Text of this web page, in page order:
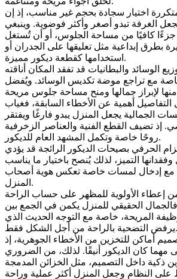
اختيار سجادة بحجم غير مناسب، إذ إن
الغرفة تبدو أصغر وأكثر فوضوية. وينبغي
كافيًا من مساحة الجلوس، أو أن تُستغل
بطرق إبداعية مثل تعليقها على الجدران أو
استخدامها كقطعة ديكور مميزة.
الوسائد والبطانيات قد تفقد المكان أناقته
مع تراجع موضة تكديس الوسائد. ويُفضل
التفاصيل أهمية عن الأخطاء السابقة، فغياب
الجمالية يجعل المنزل يبدو فارغًا ويفتقر
إذ تضيف القطع الفنية والعناصر الزخرفية
روحًا خاصة وتكمل المشهد العام للديكور.
الحرفي بصيحات الديكور الرائجة قد يؤدي
وفقدانها التميز، لذلك يُنصح باختيار ما يناسب
مع إدخال لمسات خاصة تعكس هوية أصحاب
المنزل.
إعطاء الأولوية للمظهر على حساب الراحة
فالجمال الحقيقي للمنزل يكمن في الجمع بين
المريحة، خاصة مع التوجه الحديث الذي
يرفض التضحية بالراحة من أجل الشكل فقط.
أماكن للتخزين من الأخطاء الجوهرية، إذ
مهما كان الديكور أنيقًا. لذلك، من الضروري
ذكية داخل التصميم، مثل الخزائن المدمجة